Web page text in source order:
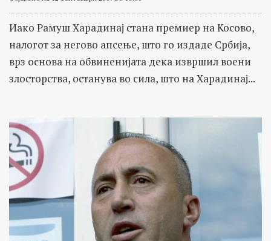
Иако Рамуш Харадинај стана премиер на Косово,
налогот за негово апсење, што го издаде Србија,
врз основа на обвиненијата дека извршил воени
злосторства, останува во сила, што на Харадинај...